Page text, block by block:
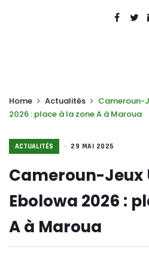
Home Actualités
Cameroun-
2026 : place à la zone A à Maroua
ACTUALITÉS 29 MAI 2025
Cameroun-Jeux
Ebolowa 2026 :
A à Maroua